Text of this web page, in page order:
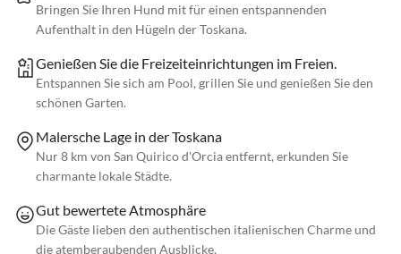
Bringen Sie Ihren Hund mit für einen entspannenden
Aufenthalt in den Hügeln der Toskana.
Genießen Sie die Freizeiteinrichtungen im Freien.
Entspannen Sie sich am Pool, grillen Sie und genießen Sie den
schönen Garten.
Malersche Lage in der Toskana
Nur 8 km von San Quirico d'Orcia entfernt, erkunden Sie
charmante lokale Städte.
Gut bewertete Atmosphäre
Die Gäste lieben den authentischen italienischen Charme und
die atemberaubenden Ausblicke.